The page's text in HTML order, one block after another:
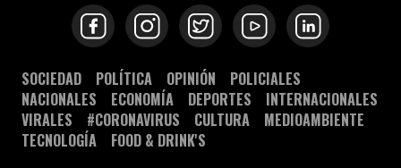
SOCIEDAD POLÍTICA OPINIÓN
POLICIALES
NACIONALES
ECONOMÍA DEPORTES
INTERNACIONALES
VIRALES
#CORONAVIRUS CULTURA
MEDIOAMBIENTE
TECNOLOGÍA
FOOD & DRINK'S